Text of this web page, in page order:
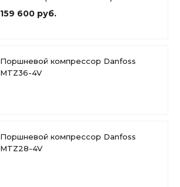
159 600 руб.
Поршневой компрессор Danfoss
MTZ36-4V
Поршневой компрессор Danfoss
MTZ28-4V